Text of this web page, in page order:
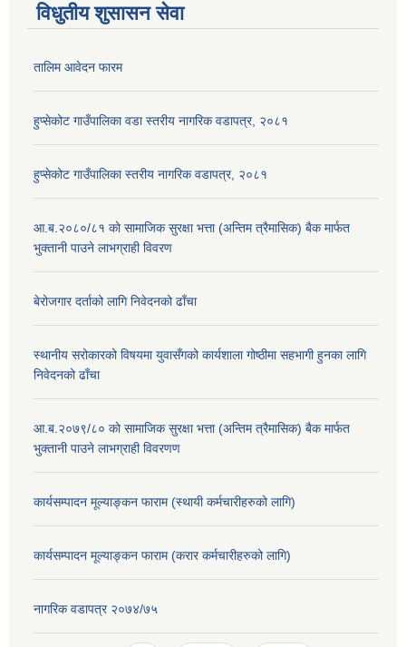
विधुतीय शुसासन सेवा
तालिम आवेदन फारम
हुप्सेकोट गाउँपालिका वडा स्तरीय नागरिक वडापत्र, २०८१
हुप्सेकोट गाउँपालिका स्तरीय नागरिक वडापत्र, २०८१
आ.ब.२०८०/८१ काे सामाजिक सुरक्षा भत्ता (अन्तिम त्रैमासिक) बैक मार्फत
भुक्तानी पाउने लाभग्राही विवरण
बेरोजगार दर्ताको लागि निवेदनको ढाँचा
स्थानीय सरोकारको विषयमा युवासँगको कार्यशाला गोष्ठीमा सहभागी हुनका लागि
निवेदनको ढाँचा
आ.ब.२०७९/८० काे सामाजिक सुरक्षा भत्ता (अन्तिम त्रैमासिक) बैक मार्फत
भुक्तानी पाउने लाभग्राही विवरणण
कार्यसम्पादन मूल्याङ्कन फाराम (स्थायी कर्मचारीहरुको लागि)
कार्यसम्पादन मूल्याङ्कन फाराम (करार कर्मचारीहरुको लागि)
नागरिक वडापत्र २०७४/७५